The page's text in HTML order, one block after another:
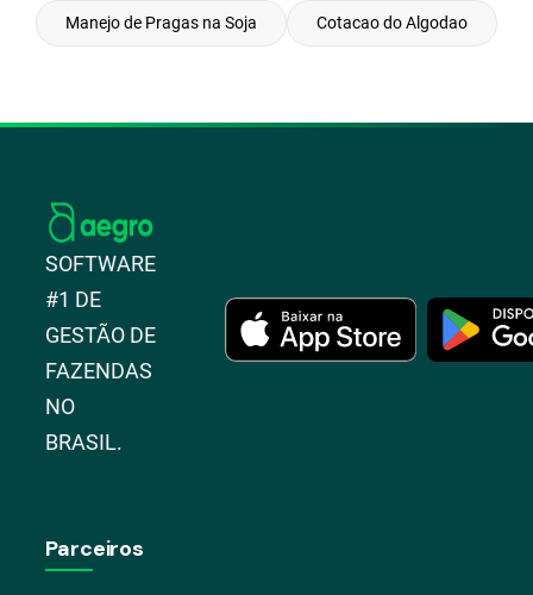
Manejo de Pragas na Soja Cotacao do Algodao
SOFTWARE
#1 DE
GESTÃO DE
FAZENDAS
NO
BRASIL.
Parceiros